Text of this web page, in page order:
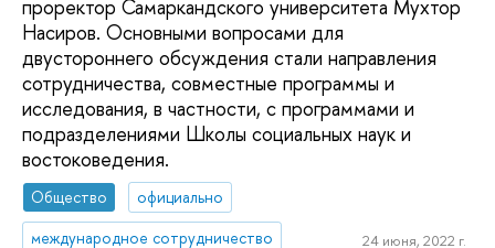
проректор Самаркандского университета Мухтор
Насиров. Основными вопросами для
двустороннего обсуждения стали направления
сотрудничества, совместные программы и
исследования, в частности, с программами и
подразделениями Школы социальных наук и
востоковедения.
Общество
официально
международное сотрудничество
24 июня, 2022 г.